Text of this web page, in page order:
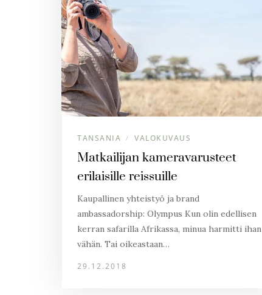
TANSANIA / VALOKUVAUS
Matkailijan kameravarusteet
erilaisille reissuille
Kaupallinen yhteistyö ja brand
ambassadorship: Olympus Kun olin edellisen
kerran safarilla Afrikassa, minua harmitti ihan
vähän. Tai oikeastaan…
29.12.2018